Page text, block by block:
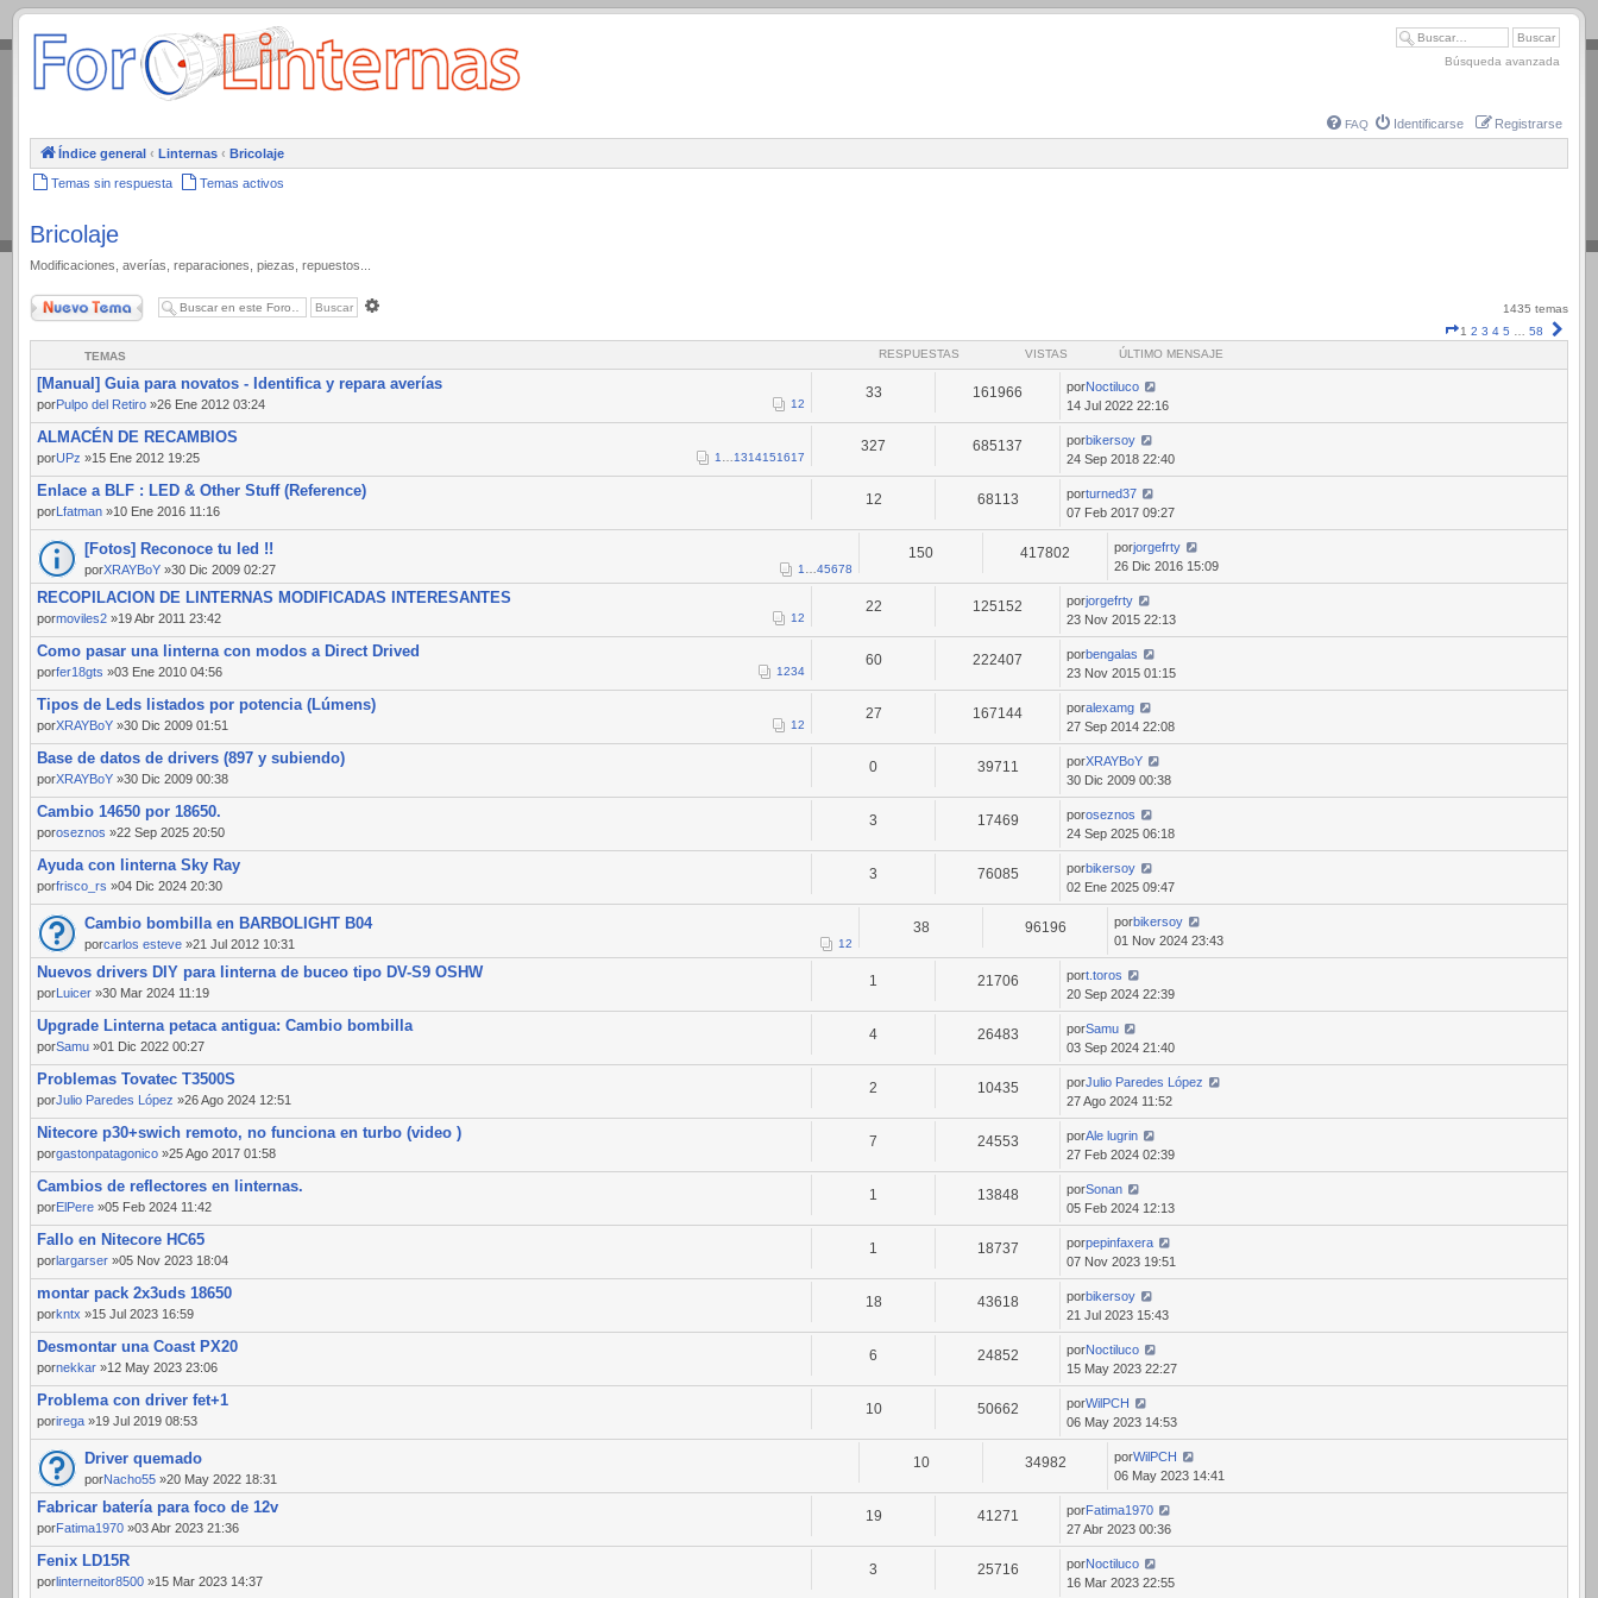
.
Búsqueda avanzada
FAQ Identificarse Registrarse
Índice general ‹ Linternas ‹ Bricolaje
Temas sin respuesta Temas activos
Bricolaje
Modificaciones, averías, reparaciones, piezas, repuestos...
Nuevo Tema
1435 temas
Página
1 2 3 4 5 58
TEMAS RESPUESTAS VISTAS ÚLTIMO MENSAJE
[Manual] Guia para novatos - Identifica y repara averías
porPulpo del Retiro »26 Ene 2012 03:24 12
33 161966 porNoctiluco
14 Jul 2022 22:16
ALMACÉN DE RECAMBIOS
porUPz »15 Ene 2012 19:25 1 1314151617
327 685137 porbikersoy
24 Sep 2018 22:40
Enlace a BLF : LED & Other Stuff (Reference)
porLfatman »10 Ene 2016 11:16
12 68113 porturned37
07 Feb 2017 09:27
[Fotos] Reconoce tu led !!
porXRAYBoY »30 Dic 2009 02:27 1 45678
150 417802 porjorgefrty
26 Dic 2016 15:09
RECOPILACION DE LINTERNAS MODIFICADAS INTERESANTES
pormoviles2 »19 Abr 2011 23:42 12
22 125152 porjorgefrty
23 Nov 2015 22:13
Como pasar una linterna con modos a Direct Drived
porfer18gts »03 Ene 2010 04:56 1234
60 222407 porbengalas
23 Nov 2015 01:15
Tipos de Leds listados por potencia (Lúmens)
porXRAYBoY »30 Dic 2009 01:51 12
27 167144 poralexamg
27 Sep 2014 22:08
Base de datos de drivers (897 y subiendo)
porXRAYBoY »30 Dic 2009 00:38
0 39711 porXRAYBoY
30 Dic 2009 00:38
Cambio 14650 por 18650.
poroseznos »22 Sep 2025 20:50
3 17469 poroseznos
24 Sep 2025 06:18
Ayuda con linterna Sky Ray
porfrisco_rs »04 Dic 2024 20:30
3 76085 porbikersoy
02 Ene 2025 09:47
Cambio bombilla en BARBOLIGHT B04
porcarlos esteve »21 Jul 2012 10:31 12
38 96196 porbikersoy
01 Nov 2024 23:43
Nuevos drivers DIY para linterna de buceo tipo DV-S9 OSHW
porLuicer »30 Mar 2024 11:19
1 21706 port.toros
20 Sep 2024 22:39
Upgrade Linterna petaca antigua: Cambio bombilla
porSamu »01 Dic 2022 00:27
4 26483 porSamu
03 Sep 2024 21:40
Problemas Tovatec T3500S
porJulio Paredes López »26 Ago 2024 12:51
2 10435 porJulio Paredes López
27 Ago 2024 11:52
Nitecore p30+swich remoto, no funciona en turbo (video )
porgastonpatagonico »25 Ago 2017 01:58
7 24553 porAle lugrin
27 Feb 2024 02:39
Cambios de reflectores en linternas.
porElPere »05 Feb 2024 11:42
1 13848 porSonan
05 Feb 2024 12:13
Fallo en Nitecore HC65
porlargarser »05 Nov 2023 18:04
1 18737 porpepinfaxera
07 Nov 2023 19:51
montar pack 2x3uds 18650
porkntx »15 Jul 2023 16:59
18 43618 porbikersoy
21 Jul 2023 15:43
Desmontar una Coast PX20
pornekkar »12 May 2023 23:06
6 24852 porNoctiluco
15 May 2023 22:27
Problema con driver fet+1
porirega »19 Jul 2019 08:53
10 50662 porWilPCH
06 May 2023 14:53
Driver quemado
porNacho55 »20 May 2022 18:31
10 34982 porWilPCH
06 May 2023 14:41
Fabricar batería para foco de 12v
porFatima1970 »03 Abr 2023 21:36
19 41271 porFatima1970
27 Abr 2023 00:36
Fenix LD15R
porlinterneitor8500 »15 Mar 2023 14:37
3 25716 porNoctiluco
16 Mar 2023 22:55